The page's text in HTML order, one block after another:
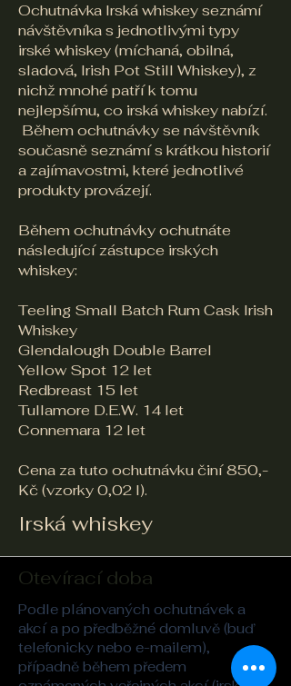
​Ochutnávka Irská whiskey seznámí
návštěvníka s jednotlivými typy
irské whiskey (míchaná, obilná,
sladová, Irish Pot Still Whiskey), z
nichž mnohé patří k tomu
nejlepšímu, co irská whiskey nabízí.
Během ochutnávky se návštěvník
současně seznámí s krátkou historií
a zajímavostmi, které jednotlivé
produkty provázejí.
Během ochutnávky ochutnáte
následující zástupce irských
whiskey:
Teeling Small Batch Rum Cask Irish
Whiskey
Glendalough Double Barrel
Yellow Spot 12 let
Redbreast 15 let
Tullamore D.E.W. 14 let
Connemara 12 let
​Cena za tuto ochutnávku činí 850,-
Kč (vzorky 0,02 l).
Irská whiskey
Otevírací doba
Podle plánovaných ochutnávek a
akcí a po předběžné domluvě (buď
telefonicky nebo e-mailem),
případně během předem